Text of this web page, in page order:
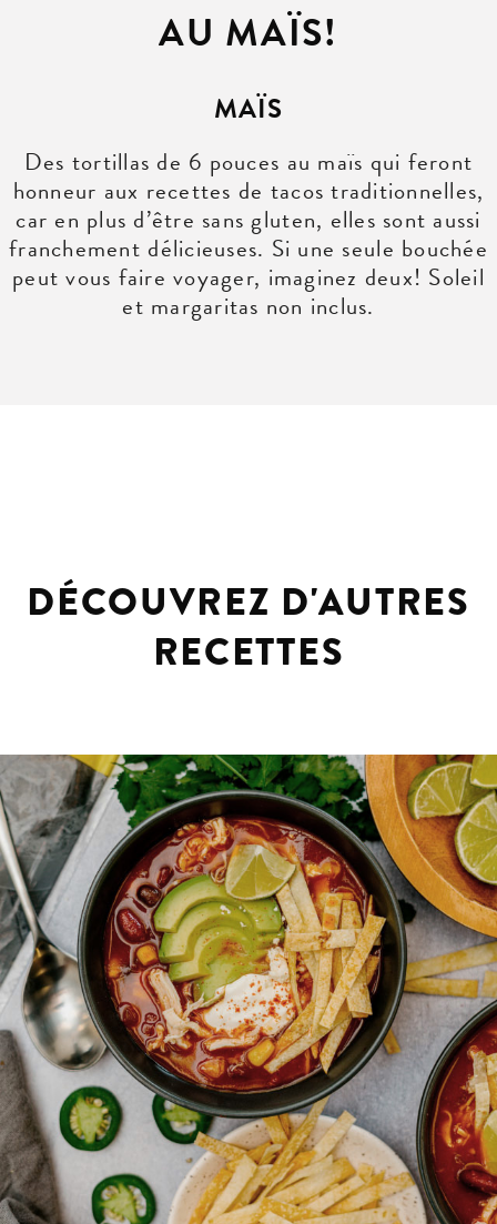
AU MAÏS!
MAÏS
Des tortillas de 6 pouces au maïs qui feront
honneur aux recettes de tacos traditionnelles,
car en plus d’être sans gluten, elles sont aussi
franchement délicieuses. Si une seule bouchée
peut vous faire voyager, imaginez deux! Soleil
et margaritas non inclus.
DÉCOUVREZ D'AUTRES
RECETTES